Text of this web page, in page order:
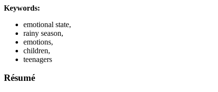
Keywords:
emotional state,
rainy season,
emotions,
children,
teenagers
Résumé